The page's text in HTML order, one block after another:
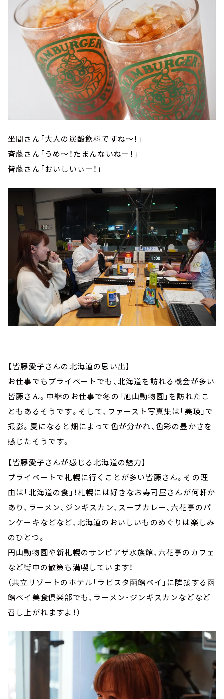
坐間さん「大人の炭酸飲料ですね～！」
斉藤さん「うめ～！たまんないねー！」
皆藤さん「おいしいぃー！」
【皆藤愛子さんの北海道の思い出】
お仕事でもプライベートでも、北海道を訪れる機会が多い
皆藤さん。中継のお仕事で冬の「旭山動物園」を訪れたこ
ともあるそうです。そして、ファースト写真集は「美瑛」で
撮影。夏になると畑によって色が分かれ、色彩の豊かさを
感じたそうです。
【皆藤愛子さんが感じる北海道の魅力】
プライベートで札幌に行くことが多い皆藤さん。その理
由は「北海道の食」！札幌には好きなお寿司屋さんが何軒か
あり、ラーメン、ジンギスカン、スープカレー、六花亭のパ
ンケーキなどなど、北海道のおいしいものめぐりは楽しみ
のひとつ。
円山動物園や新札幌のサンピアザ水族館、六花亭のカフェ
など街中の散策も満喫しています！
（共立リゾートのホテル「ラビスタ函館ベイ」に隣接する函
館ベイ美食倶楽部でも、ラーメン・ジンギスカンなどなど
召し上がれますよ！）